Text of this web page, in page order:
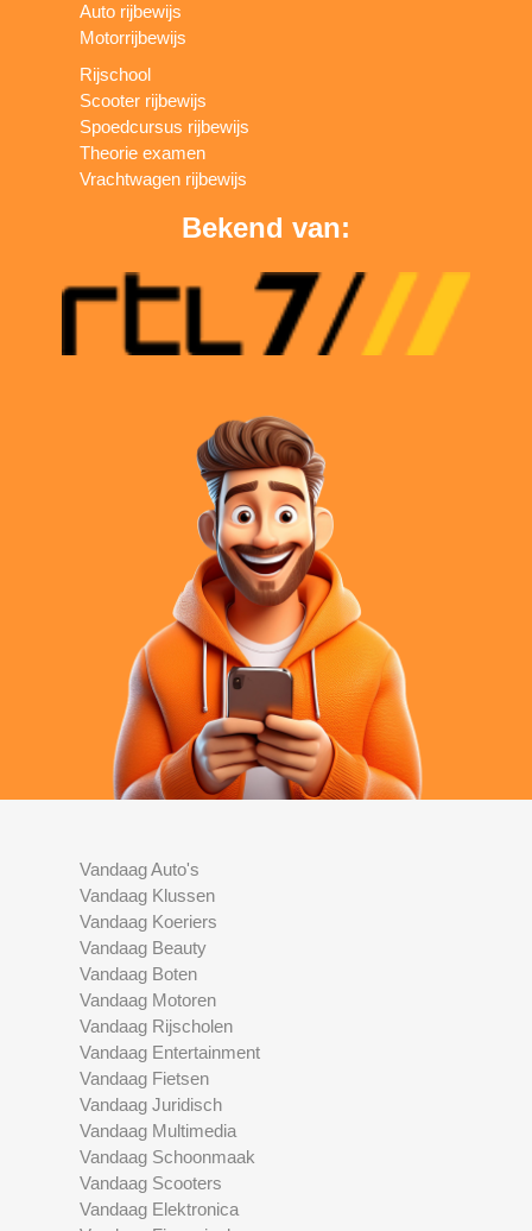
Auto rijbewijs
Motorrijbewijs
Rijschool
Scooter rijbewijs
Spoedcursus rijbewijs
Theorie examen
Vrachtwagen rijbewijs
Bekend van:
Vandaag Auto's
Vandaag Klussen
Vandaag Koeriers
Vandaag Beauty
Vandaag Boten
Vandaag Motoren
Vandaag Rijscholen
Vandaag Entertainment
Vandaag Fietsen
Vandaag Juridisch
Vandaag Multimedia
Vandaag Schoonmaak
Vandaag Scooters
Vandaag Elektronica